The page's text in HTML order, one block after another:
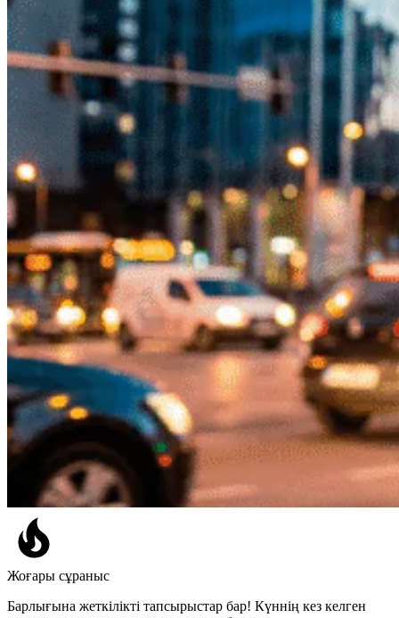
Жоғары сұраныс
Барлығына жеткілікті тапсырыстар бар! Күннің кез келген